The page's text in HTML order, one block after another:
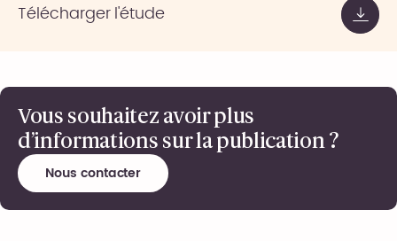
Télécharger l'étude
Vous souhaitez avoir plus
d’informations sur la publication ?
Nous contacter